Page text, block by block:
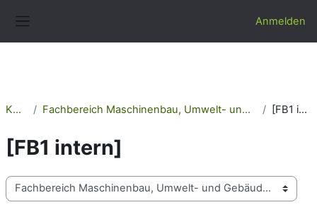
Anmelden
Kurse Fachbereich Maschinenbau, Umwelt- und Gebäudetechnik [FB1 intern]
[FB1 intern]
Kursbereiche